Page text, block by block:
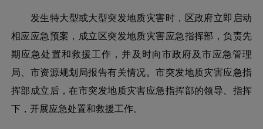
发生特大型或大型突发地质灾害时，区政府立即启动
相应应急预案，成立区突发地质灾害应急指挥部，负责先
期应急处置和救援工作，并及时向市政府及市应急管理
局、市资源规划局报告有关情况。市突发地质灾害应急指
挥部成立后，在市突发地质灾害应急指挥部的领导、指挥
下，开展应急处置和救援工作。